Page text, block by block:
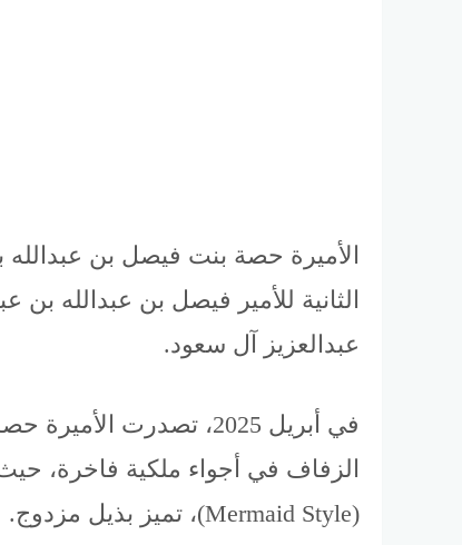
الأميرة حصة بنت فيصل بن عبدالله
الثانية للأمير فيصل بن عبدالله
عبدالعزيز آل سعود.
في أبريل 2025، تصدرت
الزفاف في أجواء ملكية فاخرة،
(Mermaid Style)، تميز بذيل مزدوج.